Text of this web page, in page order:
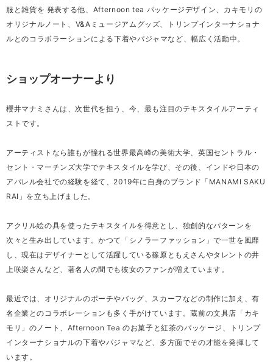
服と雑貨を 発表する他、Afternoon tea パッケージデザイン、カキモリの
オリジナルノート、V&Aミュージアムグッズ、トリンプインターナショナ
ルとのコラボラーションによる下着やパジャマなど、幅広く活動中。
ショップオーナーより
櫻井マナミさんは、次世代を担う、今、最も注目のテキスタイルアーティ
ストです。
アーティストなら誰もが憧れる世界最高峰の美術大学、英国セントラル・
セント・マーチンズ大学でテキスタイルを学び、その後、インドや日本の
アパレル会社での経験を経て、2019年に自身のブランド「MANAMI SAKU
RAI」を立ち上げました。
アクリル絵の具を使ったテキスタイルを得意とし、独創的なパターンを
次々と生み出しています。かつて「シノラーファッション」で一世を風靡
し、現在はデザイナーとして活躍している篠原ともえさんやタレントの井
上咲楽さんなど、著名人の間でも彼女のファンが増えています。
最近では、オリジナルのポーチやバッグ、スカーフなどの制作に加え、有
名企業とのコラボレーションも多く手がけています。蔵前の文具店「カキ
モリ」のノート、Afternoon Tea のお菓子と紅茶のパッケージ、トリンプ
インターナショナルの下着やパジャマなど、多方面でその才能を発揮して
います。